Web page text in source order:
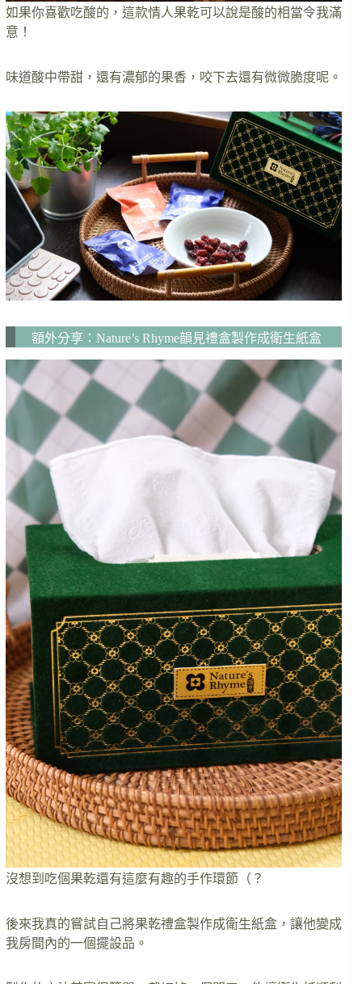
如果你喜歡吃酸的，這款情人果乾可以說是酸的相當令我滿
意！
味道酸中帶甜，還有濃郁的果香，咬下去還有微微脆度呢。
額外分享：Nature’s Rhyme韻見禮盒製作成衛生紙盒
沒想到吃個果乾還有這麼有趣的手作環節（？
後來我真的嘗試自己將果乾禮盒製作成衛生紙盒，讓他變成
我房間內的一個擺設品。